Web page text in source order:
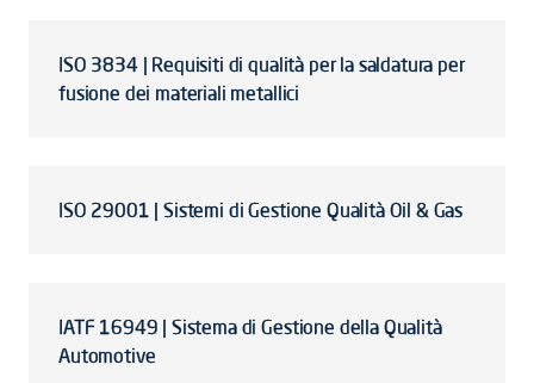
ISO 3834 | Requisiti di qualità per la saldatura per
fusione dei materiali metallici
ISO 29001 | Sistemi di Gestione Qualità Oil & Gas
IATF 16949 | Sistema di Gestione della Qualità
Automotive